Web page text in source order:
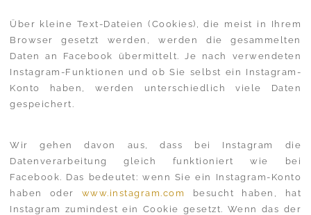
Über kleine Text-Dateien (Cookies), die meist in Ihrem
Browser gesetzt werden, werden die gesammelten
Daten an Facebook übermittelt. Je nach verwendeten
Instagram-Funktionen und ob Sie selbst ein Instagram-
Konto haben, werden unterschiedlich viele Daten
gespeichert.
Wir gehen davon aus, dass bei Instagram die
Datenverarbeitung gleich funktioniert wie bei
Facebook. Das bedeutet: wenn Sie ein Instagram-Konto
haben oder www.instagram.com
besucht haben, hat
Instagram zumindest ein Cookie gesetzt. Wenn das der